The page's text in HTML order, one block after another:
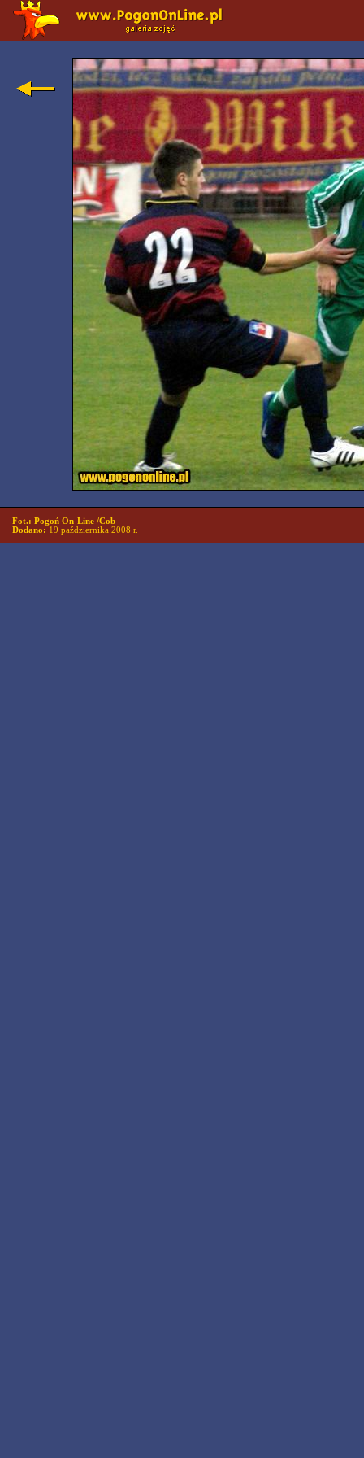
Fot.: Pogoń On-Line /Cob
Dodano: 19 października 2008 r.